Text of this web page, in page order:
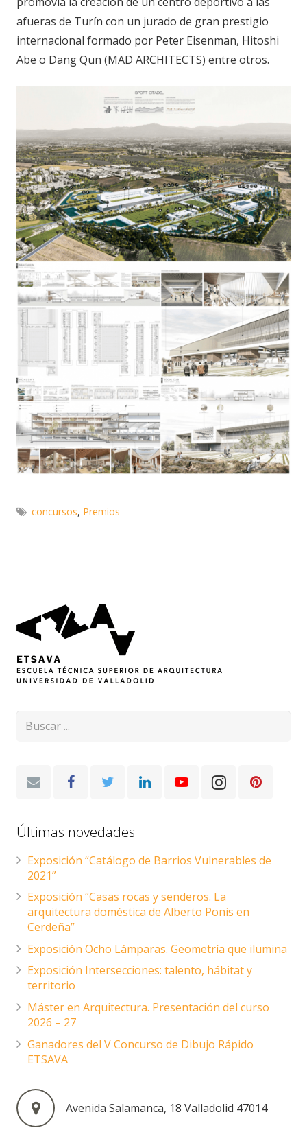
afueras de Turín con un jurado de gran prestigio
internacional formado por Peter Eisenman, Hitoshi
Abe o Dang Qun (MAD ARCHITECTS) entre otros.
concursos, Premios
Últimas novedades
Exposición “Catálogo de Barrios Vulnerables de
2021”
Exposición “Casas rocas y senderos. La
arquitectura doméstica de Alberto Ponis en
Cerdeña”
Exposición Ocho Lámparas. Geometría que ilumina
Exposición Intersecciones: talento, hábitat y
territorio
Máster en Arquitectura. Presentación del curso
2026 – 27
Ganadores del V Concurso de Dibujo Rápido
ETSAVA
Avenida Salamanca, 18 Valladolid 47014